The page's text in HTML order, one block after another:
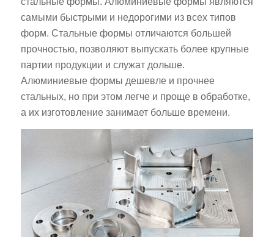
самыми быстрыми и недорогими из всех типов
форм. Стальные формы отличаются большей
прочностью, позволяют выпускать более крупные
партии продукции и служат дольше.
Алюминиевые формы дешевле и прочнее
стальных, но при этом легче и проще в обработке,
а их изготовление занимает больше времени.